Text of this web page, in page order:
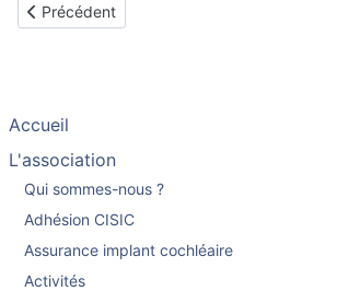
Article précédent : Guadeloupe
Précédent
Accueil
L'association
Qui sommes-nous ?
Adhésion CISIC
Assurance implant cochléaire
Activités